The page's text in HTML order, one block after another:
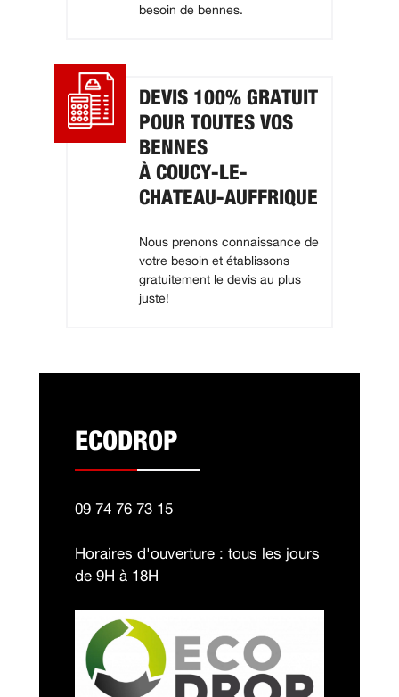
besoin de bennes.
DEVIS 100% GRATUIT
POUR TOUTES VOS
BENNES
À COUCY-LE-
CHATEAU-AUFFRIQUE
Nous prenons connaissance de
votre besoin et établissons
gratuitement le devis au plus
juste!
ECODROP
09 74 76 73 15
Horaires d'ouverture : tous les jours
de 9H à 18H